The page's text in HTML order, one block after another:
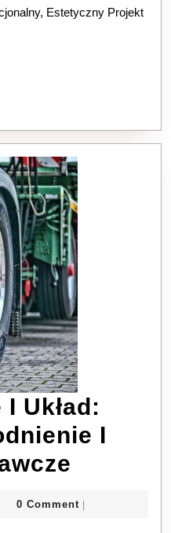
I
Estetyczny Projekt
Układ:
I
Układ:
0 Comment